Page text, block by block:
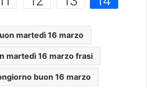
martedì 16 marzo
martedì 16 marzo frasi
buon 16 marzo